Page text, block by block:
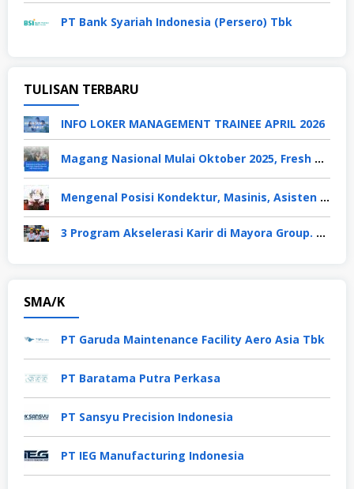
PT Bank Syariah Indonesia (Persero) Tbk
TULISAN TERBARU
INFO LOKER MANAGEMENT TRAINEE APRIL 2026
Magang Nasional Mulai Oktober 2025, Fresh Graduate Dapat Gaji UMP Selama 6 Bulan
Mengenal Posisi Kondektur, Masinis, Asisten PPKA, Pemeliharaan Sarana dan Prasarana, Polsuska (Polisi Khusus Kereta Api), di PT KAI
3 Program Akselerasi Karir di Mayora Group. Apa Saja? Berikut Penjelasannya
SMA/K
PT Garuda Maintenance Facility Aero Asia Tbk
PT Baratama Putra Perkasa
PT Sansyu Precision Indonesia
PT IEG Manufacturing Indonesia